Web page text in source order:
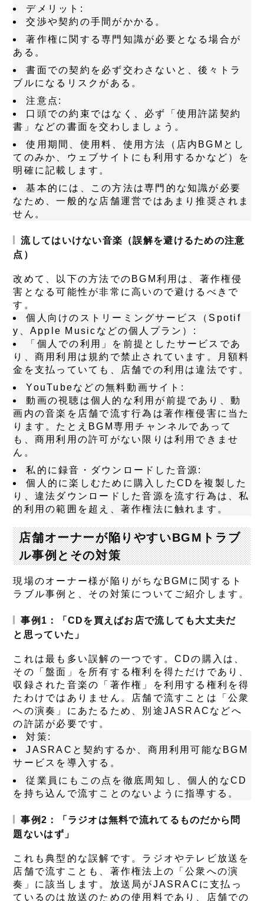
デメリット :
交渉や契約の手間がかかる。
著作権に関する専門知識が必要となる場合が
ある。
書面での契約を必ず交わさないと、後々トラ
ブルになるリスクがある。
注意点 :
口頭での約束ではなく、必ず「使用許諾契約
書」などの書面を交わしましょう。
使用期間、使用料、使用方法（店内BGMとし
てのみか、ウェブサイトにも利用するかなど）を
明確に記載します。
基本的には、この方法は専門的な知識が必要
なため、一般的な店舗運営ではあまり推奨されま
せん。
流してはいけない音楽（誤解を避けるための注意
点）
改めて、以下の方法でのBGM利用は、著作権侵
害となる可能性が非常に高いので避けるべきで
す。
個人向けのストリーミングサービス（Spotif
y、Apple Musicなどの個人プラン） :
「個人での利用」を前提としたサービスであ
り、商用利用は規約で禁止されています。月額料
金を支払っていても、店舗での利用は違法です。
YouTubeなどの無料動画サイト :
動画の視聴は個人的な利用が前提であり、動
画内の音楽を店舗で流す行為は著作権侵害に当た
ります。たとえBGM専用チャンネルであって
も、商用利用の許可がない限りは利用できませ
ん。
私的に録音・ダウンロードした音源:
個人的に楽しむために購入したCDを複製した
り、違法ダウンロードした音源を流す行為は、私
的利用の範囲を超え、著作権法に触れます。
店舗オーナーが陥りやすいBGMトラブ
ル事例とその対策
現場のオーナー様が陥りがちなBGMに関するト
ラブル事例と、その対策についてご紹介します。
事例1：「CDを買えばお店で流しても大丈夫だ
と思っていた」
これは最も多い誤解の一つです。CDの購入は、
その「盤面」を所有する権利を得ただけであり、
収録された音楽の「著作権」を利用する権利を得
たわけではありません。店舗で流すことは「公衆
への演奏」にあたるため、別途JASRACなどへ
の許諾が必要です。
対策:
JASRACと契約するか、商用利用可能なBGM
サービスを導入する。
従業員にもこの点を徹底周知し、個人的なCD
を持ち込んで流すことのないように指導する。
事例2：「ラジオは無料で流れてるものだから問
題ないはず」
これも典型的な誤解です。ラジオやテレビ放送を
店舗で流すことも、著作権法上の「公衆への演
奏」に該当します。放送局がJASRACに支払っ
ているのは放送のための使用料であり、店舗での